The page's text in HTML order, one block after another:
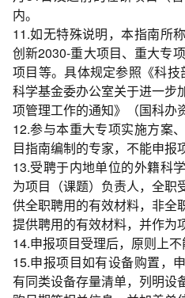
内。
11.如无特殊说明，本指南所
创新2030-重大项目、重大专
项目等。具体规定参照《科
科学基金委办公室关于进一步
项管理工作的通知》（国科办
12.参与本重大专项实施方案
目指南编制的专家，不能申报
13.受聘于内地单位的外籍科
为项目（课题）负责人，全职
供全职聘用的有效材料，非全
提供聘用的有效材料，并作为
14.申报项目受理后，原则上不
15.申报项目如有设备购置，
有同类设备存量清单，列明设